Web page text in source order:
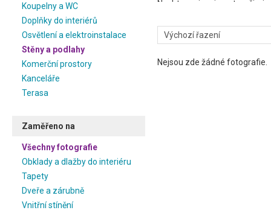
Koupelny a WC
Doplňky do interiérů
Osvětlení a elektroinstalace
Stěny a podlahy
Komerční prostory
Kanceláře
Terasa
Zaměřeno na
Všechny fotografie
Obklady a dlažby do interiéru
Tapety
Dveře a zárubně
Vnitřní stínění
Nechte se inspirovat našimi
jakými doplňky je můžete
bydlení i v designovém stylu.
Tapety v moderním stylu
Oživte svůj interiér a
Nejsou zde žádné fotografie.